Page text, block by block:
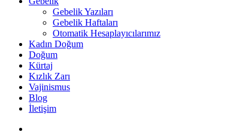
Gebelik Yazıları
Gebelik Haftaları
Otomatik Hesaplayıcılarımız
Kadın Doğum
Doğum
Kürtaj
Kızlık Zarı
Vajinismus
Blog
İletişim